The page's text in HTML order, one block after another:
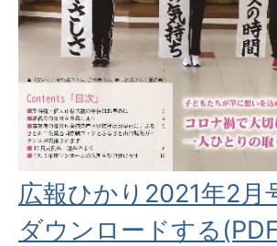
広報ひかり2021年2月
ダウンロードする